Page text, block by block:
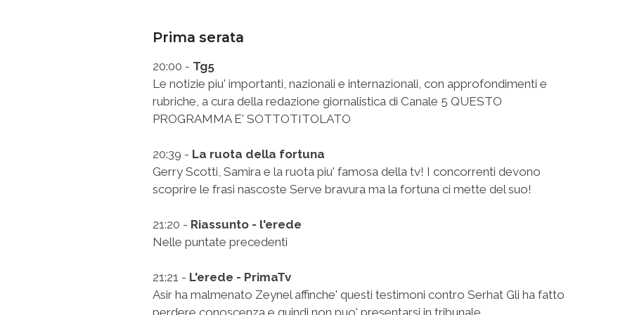
Prima serata
20:00 - Tg5
Le notizie piu' importanti, nazionali e internazionali, con approfondimenti e
rubriche, a cura della redazione giornalistica di Canale 5 QUESTO
PROGRAMMA E' SOTTOTITOLATO
20:39 - La ruota della fortuna
Gerry Scotti, Samira e la ruota piu' famosa della tv! I concorrenti devono
scoprire le frasi nascoste Serve bravura ma la fortuna ci mette del suo!
21:20 - Riassunto - l'erede
Nelle puntate precedenti
21:21 - L'erede - PrimaTv
Asir ha malmenato Zeynel affinche' questi testimoni contro Serhat Gli ha fatto
perdere conoscenza e quindi non puo' presentarsi in tribunale